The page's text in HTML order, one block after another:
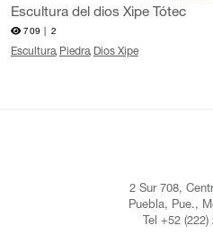
Escultura del dios Xipe Tótec
709 | 2
Escultura Piedra Dios Xipe
2 Sur 708,
Puebla, Pue.,
Tel +52